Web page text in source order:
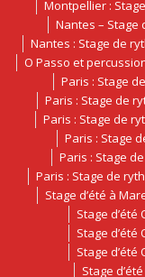
Montpellier :
Nantes – Stage
Nantes : Stage de
O Passo et
Paris : Stage
Paris : Stage de
Paris : Stage de
Paris : Stage
Paris : Stage
Paris : Stage de
Stage d’été à
Stage d’été
Stage d’été
Stage d’été
Stage